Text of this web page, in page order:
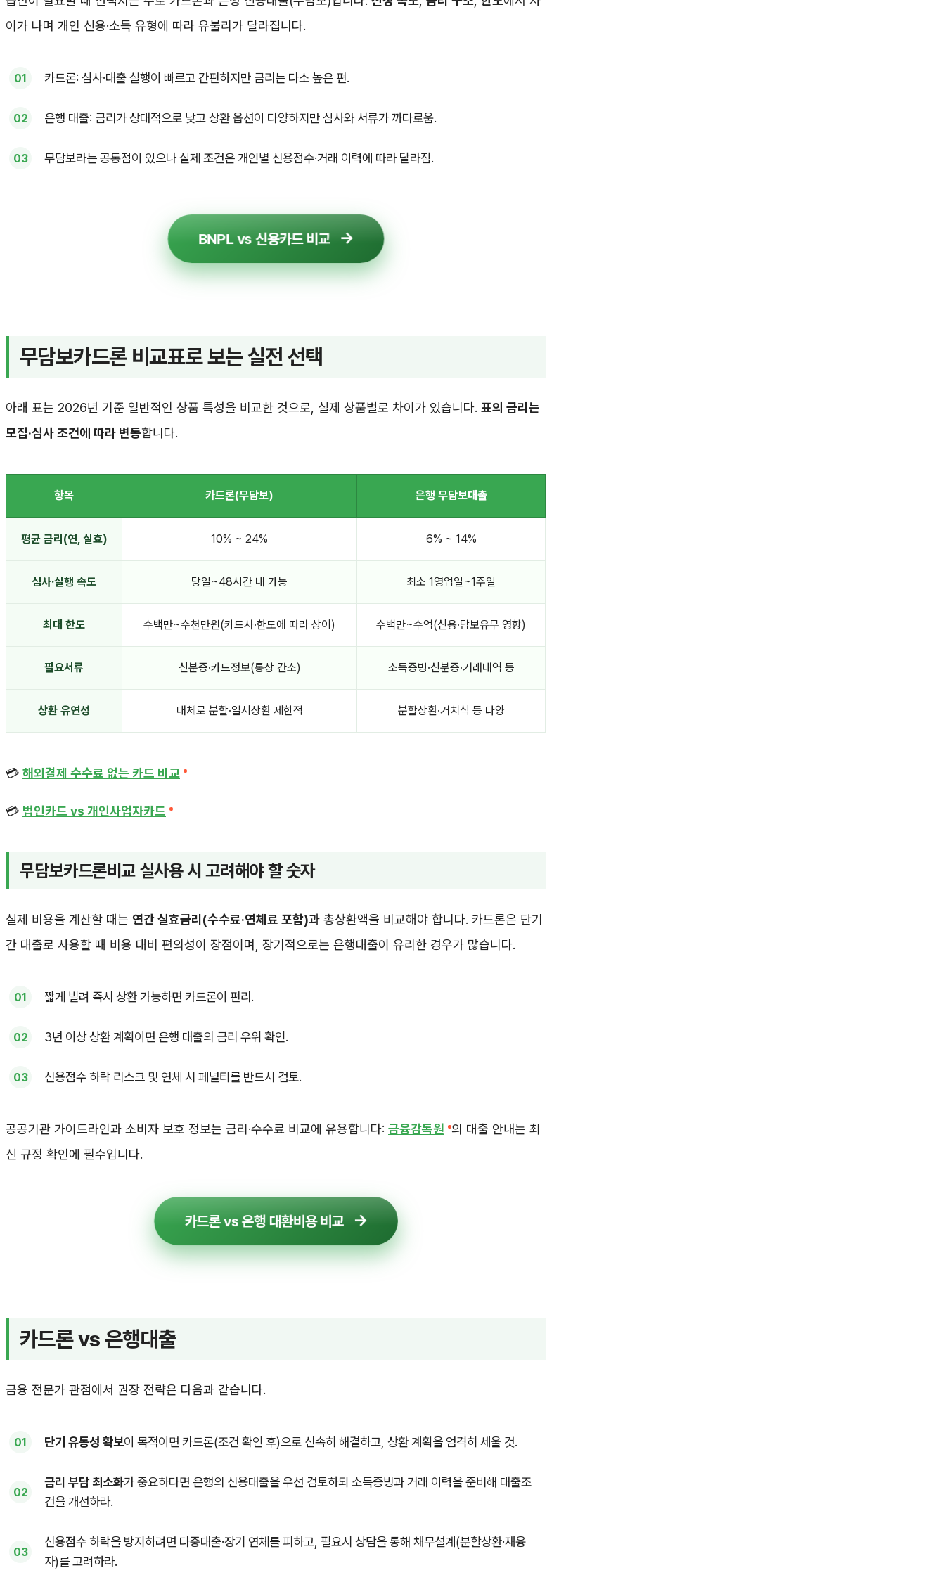
이가 나며 개인 신용·소득 유형에 따라 유불리가 달라집니다.
카드론: 심사·대출 실행이 빠르고 간편하지만 금리는 다소 높은 편.
은행 대출: 금리가 상대적으로 낮고 상환 옵션이 다양하지만 심사와 서류가 까다로움.
무담보라는 공통점이 있으나 실제 조건은 개인별 신용점수·거래 이력에 따라 달라짐.
BNPL vs 신용카드 비교
무담보카드론 비교표로 보는 실전 선택
아래 표는 2026년 기준 일반적인 상품 특성을 비교한 것으로, 실제 상품별로 차이가 있습니다. 표의 금리는
모집·심사 조건에 따라 변동합니다.
항목 카드론(무담보) 은행 무담보대출
평균 금리(연, 실효) 10% ~ 24% 6% ~ 14%
심사·실행 속도 당일~48시간 내 가능 최소 1영업일~1주일
최대 한도 수백만~수천만원(카드사·한도에 따라 상이) 수백만~수억(신용·담보유무 영향)
필요서류 신분증·카드정보(통상 간소) 소득증빙·신분증·거래내역 등
상환 유연성 대체로 분할·일시상환 제한적 분할상환·거치식 등 다양
💳 해외결제 수수료 없는 카드 비교
💳 법인카드 vs 개인사업자카드
무담보카드론비교 실사용 시 고려해야 할 숫자
실제 비용을 계산할 때는 연간 실효금리(수수료·연체료 포함)과 총상환액을 비교해야 합니다. 카드론은 단기
간 대출로 사용할 때 비용 대비 편의성이 장점이며, 장기적으로는 은행대출이 유리한 경우가 많습니다.
짧게 빌려 즉시 상환 가능하면 카드론이 편리.
3년 이상 상환 계획이면 은행 대출의 금리 우위 확인.
신용점수 하락 리스크 및 연체 시 페널티를 반드시 검토.
공공기관 가이드라인과 소비자 보호 정보는 금리·수수료 비교에 유용합니다: 금융감독원 의 대출 안내는 최
신 규정 확인에 필수입니다.
카드론 vs 은행 대환비용 비교
카드론 vs 은행대출
금융 전문가 관점에서 권장 전략은 다음과 같습니다.
단기 유동성 확보이 목적이면 카드론(조건 확인 후)으로 신속히 해결하고, 상환 계획을 엄격히 세울 것.
금리 부담 최소화가 중요하다면 은행의 신용대출을 우선 검토하되 소득증빙과 거래 이력을 준비해 대출조
건을 개선하라.
신용점수 하락을 방지하려면 다중대출·장기 연체를 피하고, 필요시 상담을 통해 채무설계(분할상환·재융
자)를 고려하라.